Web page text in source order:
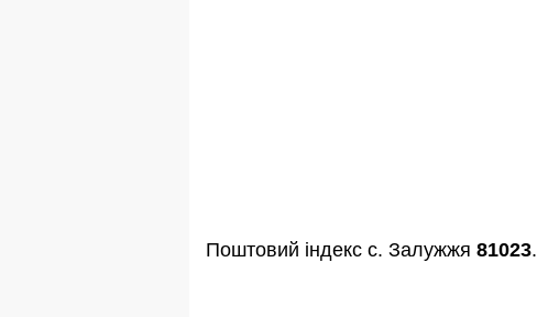
Поштовий індекс с. Залужжя 81023